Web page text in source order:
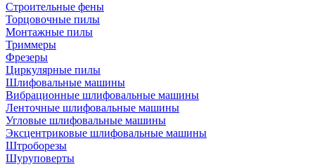
Строительные фены
Торцовочные пилы
Монтажные пилы
Триммеры
Фрезеры
Циркулярные пилы
Шлифовальные машины
Вибрационные шлифовальные машины
Ленточные шлифовальные машины
Угловые шлифовальные машины
Эксцентриковые шлифовальные машины
Штроборезы
Шуруповерты